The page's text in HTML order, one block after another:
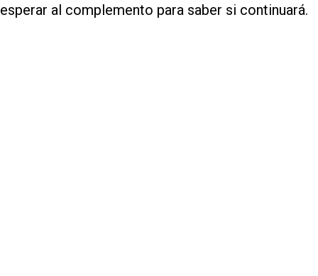
esperar al complemento para saber si continuará.